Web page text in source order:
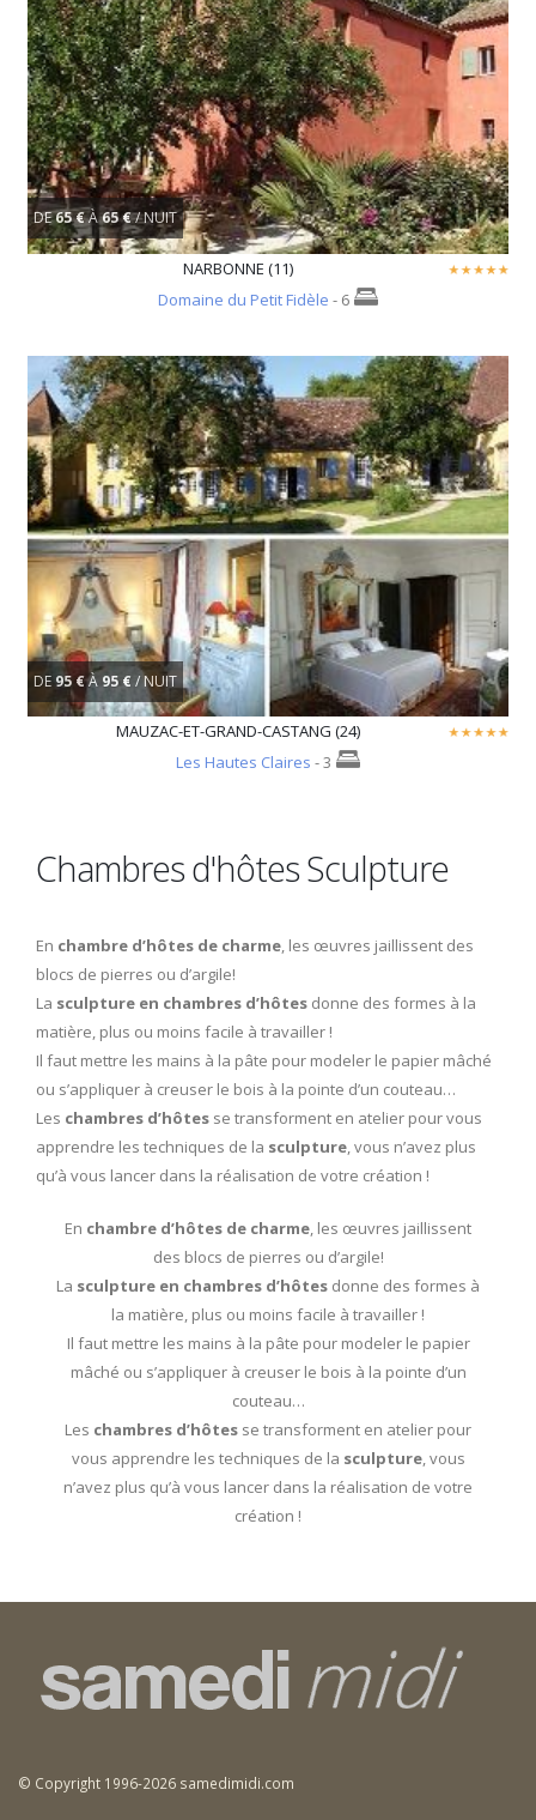
DE65 €À65 €/ NUIT
NARBONNE (11)
Domaine du Petit Fidèle - 6
DE 95 €À 95 € / NUIT
MAUZAC-ET-GRAND-CASTANG (24)
Les Hautes Claires - 3
Chambres d'hôtes Sculpture
En chambre d’hôtes de charme, les œuvres jaillissent des
blocs de pierres ou d’argile!
La sculpture en chambres d’hôtes donne des formes à la
matière, plus ou moins facile à travailler !
Il faut mettre les mains à la pâte pour modeler le papier mâché
ou s’appliquer à creuser le bois à la pointe d’un couteau…
Les chambres d’hôtes se transforment en atelier pour vous
apprendre les techniques de la sculpture, vous n’avez plus
qu’à vous lancer dans la réalisation de votre création !
En chambre d’hôtes de charme, les œuvres jaillissent
des blocs de pierres ou d’argile!
La sculpture en chambres d’hôtes donne des formes à
la matière, plus ou moins facile à travailler !
Il faut mettre les mains à la pâte pour modeler le papier
mâché ou s’appliquer à creuser le bois à la pointe d’un
couteau…
Les chambres d’hôtes se transforment en atelier pour
vous apprendre les techniques de la sculpture, vous
n’avez plus qu’à vous lancer dans la réalisation de votre
création !
© Copyright 1996-2026 samedimidi.com